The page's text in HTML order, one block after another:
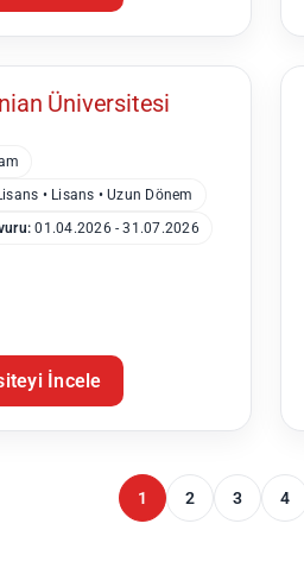
Üniversitesi
• Lisans • Uzun Dönem
01.04.2026 - 31.07.2026
İncele
1 2 3 4